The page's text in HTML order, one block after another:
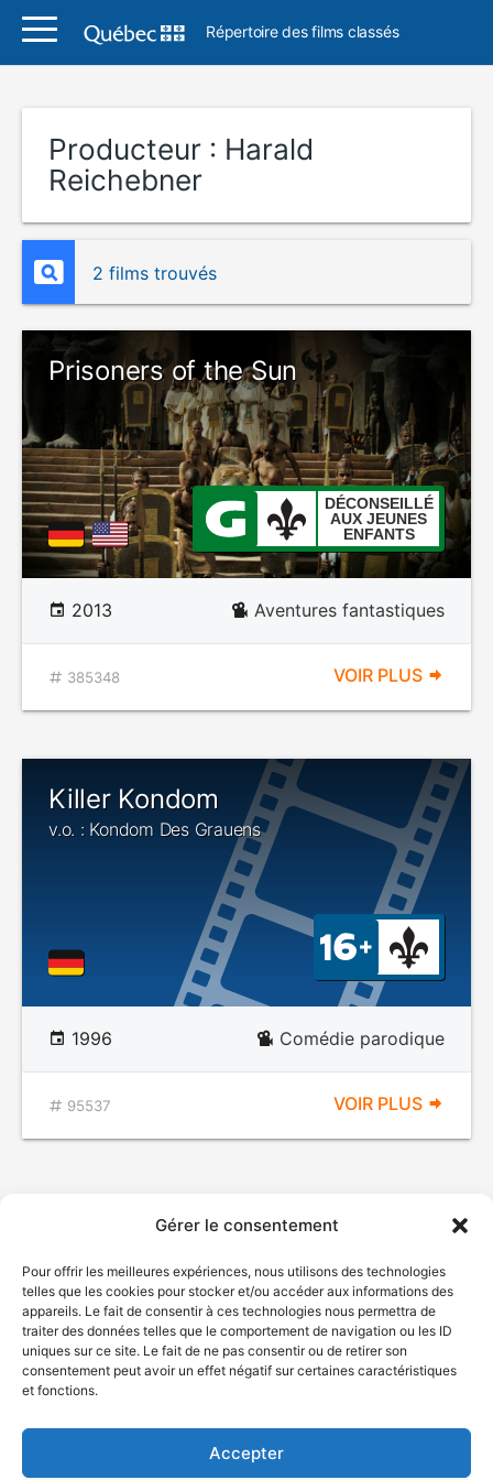
Gérer le consentement
Pour offrir les meilleures expériences, nous utilisons des technologies
telles que les cookies pour stocker et/ou accéder aux informations des
appareils. Le fait de consentir à ces technologies nous permettra de
traiter des données telles que le comportement de navigation ou les ID
uniques sur ce site. Le fait de ne pas consentir ou de retirer son
consentement peut avoir un effet négatif sur certaines caractéristiques
et fonctions.
Accepter
Répertoire des films classés
Producteur : Harald
Reichebner
2 films trouvés
Prisoners of the Sun
DÉCONSEILLÉ
AUX JEUNES
ENFANTS
2013 Aventures fantastiques
385348 VOIR PLUS
Killer Kondom
v.o. : Kondom Des Grauens
1996 Comédie parodique
95537 VOIR PLUS
© Gouvernement du Québec, 2026
Plan du site
Accessibilité